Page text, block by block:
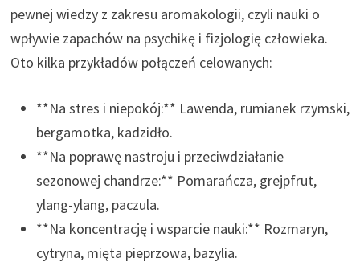
pewnej wiedzy z zakresu aromakologii, czyli nauki o
wpływie zapachów na psychikę i fizjologię człowieka.
Oto kilka przykładów połączeń celowanych:
**Na stres i niepokój:** Lawenda, rumianek rzymski,
bergamotka, kadzidło.
**Na poprawę nastroju i przeciwdziałanie
sezonowej chandrze:** Pomarańcza, grejpfrut,
ylang-ylang, paczula.
**Na koncentrację i wsparcie nauki:** Rozmaryn,
cytryna, mięta pieprzowa, bazylia.